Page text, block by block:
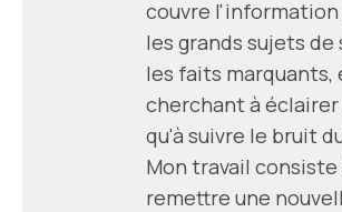
couvre l'information
les grands sujets
les faits marquants,
cherchant à
qu'à suivre le bruit
Mon travail consiste
remettre une